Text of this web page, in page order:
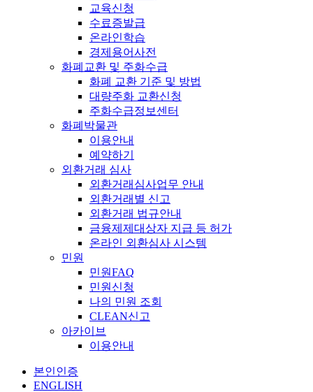
교육신청
수료증발급
온라인학습
경제용어사전
화폐교환 및 주화수급
화폐 교환 기준 및 방법
대량주화 교환신청
주화수급정보센터
화폐박물관
이용안내
예약하기
외환거래 심사
외환거래심사업무 안내
외환거래별 신고
외환거래 법규안내
금융제제대상자 지급 등 허가
온라인 외환심사 시스템
민원
민원FAQ
민원신청
나의 민원 조회
CLEAN신고
아카이브
이용안내
본인인증
ENGLISH